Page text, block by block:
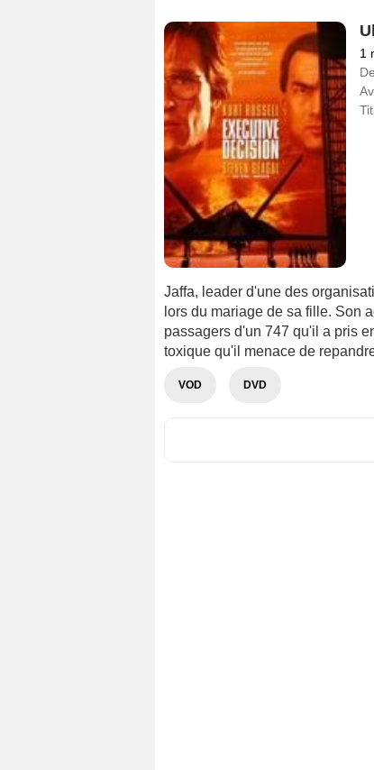
1
De
Jaffa, leader d'une des
lors du mariage de sa fille. Son
passagers d'un 747 qu'il a pris
toxique qu'il menace de
VOD DVD